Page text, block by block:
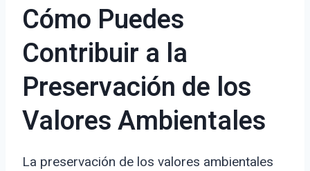
Cómo Puedes
Contribuir a la
Preservación de los
Valores Ambientales
La preservación de los valores ambientales